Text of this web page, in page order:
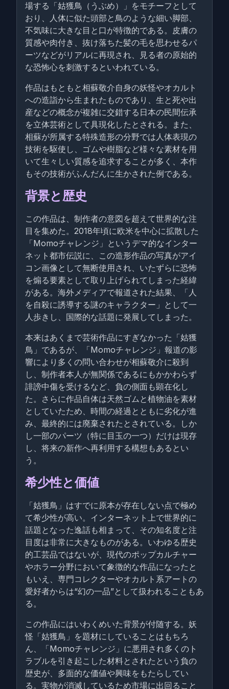
場する「姑獲鳥（うぶめ）」をモチーフとして
おり、人体に似た頭部と鳥のような細い脚部、
不気味に大きな目と口が特徴的である。皮膚の
質感や肉付き、抜け落ちた髪の毛を思わせるパ
ーツなどがリアルに再現され、見る者の原始的
な恐怖心を刺激するといわれている。
作品はもともと相蘇敬介自身の妖怪やオカルト
への造詣から生まれたものであり、生と死や出
産などの概念が複雑に交錯する日本の民間伝承
を立体芸術として具現化したとされる。また、
相蘇が所属する特殊造形の分野では人体表現の
技術を駆使し、ゴムや樹脂など様々な素材を用
いて生々しい質感を追求することが多く、本作
もその技術がふんだんに生かされた例である。
背景と歴史
この作品は、制作者の意図を超えて世界的な注
目を集めた。2018年頃に欧米を中心に拡散した
「Momoチャレンジ」というデマ的なインター
ネット都市伝説に、この造形作品の写真がアイ
コン画像として無断使用され、いたずらに恐怖
を煽る要素として取り上げられてしまった経緯
がある。海外メディアで報道された結果、「人
を自殺に誘導する謎のキャラクター」として一
人歩きし、国際的な話題に発展してしまった。
本来はあくまで芸術作品にすぎなかった「姑獲
鳥」であるが、「Momoチャレンジ」報道の影
響により多くの問い合わせが相蘇敬介に殺到
し、制作者本人が無関係であるにもかかわらず
誹謗中傷を受けるなど、負の側面も顕在化し
た。さらに作品自体は天然ゴムと植物油を素材
としていたため、時間の経過とともに劣化が進
み、最終的には廃棄されたとされている。しか
し一部のパーツ（特に目玉の一つ）だけは現存
し、将来の新作へ再利用する構想もあるとい
う。
希少性と価値
「姑獲鳥」はすでに原本が存在しない点で極め
て希少性が高い。インターネット上で世界的に
話題となった逸話も相まって、その知名度と注
目度は非常に大きなものがある。いわゆる歴史
的工芸品ではないが、現代のポップカルチャー
やホラー分野において象徴的な作品になったと
もいえ、専門コレクターやオカルト系アートの
愛好者からは“幻の一品”として扱われることもあ
る。
この作品にはいわくめいた背景が付随する。妖
怪「姑獲鳥」を題材にしていることはもちろ
ん、「Momoチャレンジ」に悪用され多くのト
ラブルを引き起こした材料とされたという負の
歴史が、多面的な価値や興味をもたらしてい
る。実物が消滅しているため市場に出回ること